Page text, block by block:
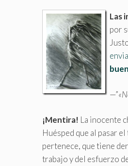
Las
por
—”
¡Mentira! La inocente
Huésped que al pasar
pertenece, que tiene
trabajo y del esfuerzo